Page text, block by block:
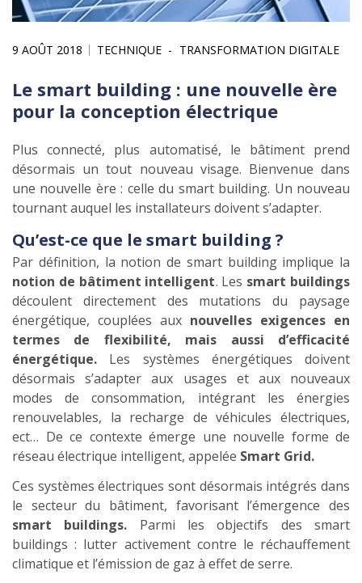
9 AOÛT 2018 TECHNIQUE TRANSFORMATION DIGITALE
Le smart building : une nouvelle ère
pour la conception électrique
Plus connecté, plus automatisé, le bâtiment prend
désormais un tout nouveau visage. Bienvenue dans
une nouvelle ère : celle du smart building. Un nouveau
tournant auquel les installateurs doivent s’adapter.
Qu’est-ce que le smart building ?
Par définition, la notion de smart building implique la
notion de bâtiment intelligent. Les smart buildings
découlent directement des mutations du paysage
énergétique, couplées aux nouvelles exigences en
termes de flexibilité, mais aussi d’efficacité
énergétique. Les systèmes énergétiques doivent
désormais s’adapter aux usages et aux nouveaux
modes de consommation, intégrant les énergies
renouvelables, la recharge de véhicules électriques,
ect… De ce contexte émerge une nouvelle forme de
réseau électrique intelligent, appelée Smart Grid.
Ces systèmes électriques sont désormais intégrés dans
le secteur du bâtiment, favorisant l’émergence des
smart buildings. Parmi les objectifs des smart
buildings : lutter activement contre le réchauffement
climatique et l’émission de gaz à effet de serre.